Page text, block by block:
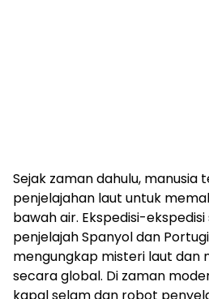
Sejak zaman dahulu, manusia
penjelajahan laut untuk
bawah air. Ekspedisi-
penjelajah Spanyol dan
mengungkap misteri laut dan
secara global. Di zaman